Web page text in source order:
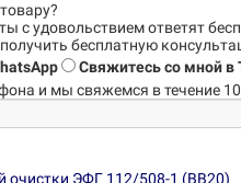
с удовольствиемответят
бесплатную
Свяжитесь со мной в
и мы свяжемся в течение